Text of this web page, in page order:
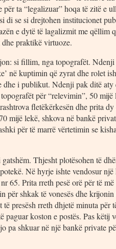
ta “legalizuar” hoqa të zitë e
di se si drejtohen institucionet
e dytë të lagalizmit me qëllim
praktikë virtuoze.
si fillim, nga topografët.
në kuptimin që zyrat dhe rolet
i publikut. Ndenji pak ditë aty
për “relevimin”, 50
fletëkërkesën dhe prita
mijë lekë, shkova në bankë
për të marrë vërtetimin se
Thjesht plotësohen të
Në hyrje ishte vendosur
65. Prita rreth pesë orë për të
për shkak të vonesës dhe krijonin
presësh rreth dhjetë minuta për
koston e postës. Pas këtij
pa shkuar në një bankë private